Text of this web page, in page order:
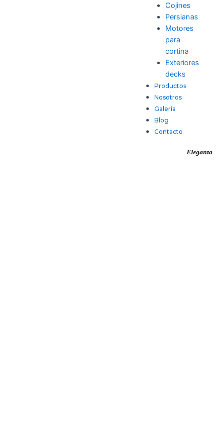
Cojines
Persianas
Motores
para
cortina
Exteriores
decks
Productos
Nosotros
Galería
Blog
Contacto
Eleganza